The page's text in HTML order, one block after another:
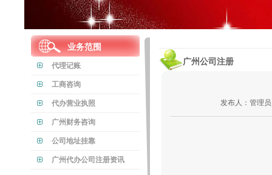
业务范围
代理记账
工商咨询
代办营业执照
广州财务咨询
公司地址挂靠
广州代办公司注册资讯
广州公司注册
发布人：管理